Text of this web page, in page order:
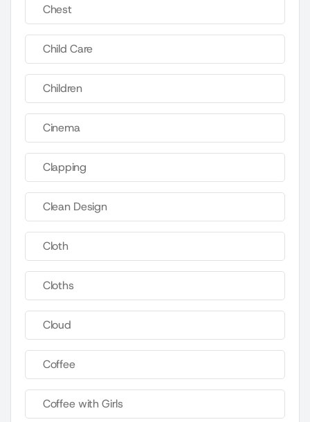
Chest
Child Care
Children
Cinema
Clapping
Clean Design
Cloth
Cloths
Cloud
Coffee
Coffee with Girls